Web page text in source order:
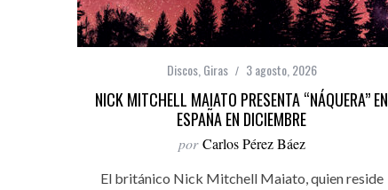
Discos, Giras 3 agosto, 2026
NICK MITCHELL MAIATO PRESENTA “NÁQUERA” EN
ESPAÑA EN DICIEMBRE
por Carlos Pérez Báez
El británico Nick Mitchell Maiato, quien reside